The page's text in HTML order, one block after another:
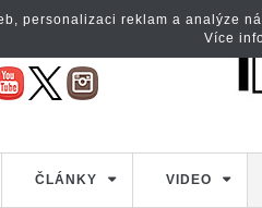
ČLÁNKY VIDEO
personalizaci reklam a analýze
Více